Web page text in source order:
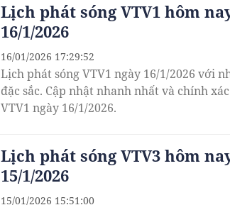
Lịch phát sóng VTV1 hôm
16/1/2026
Lịch phát sóng VTV1 ngày 16/1/2026 với
đặc sắc. Cập nhật nhanh nhất và chính
VTV1 ngày 16/1/2026.
16/01/2026 17:29:52
Lịch phát sóng VTV3 hôm
15/1/2026
15/01/2026 15:51:00